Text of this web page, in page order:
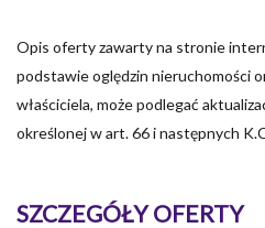
Opis oferty zawarty na stronie
podstawie oględzin nieruchomości
właściciela, może podlegać
określonej w art. 66 i następnych
SZCZEGÓŁY OFERTY